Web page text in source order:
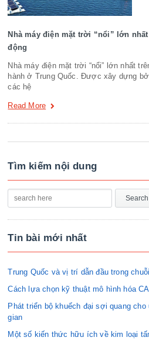
Nhà máy điện mặt trời “nổi” lớn
động
Nhà máy điện mặt trời “nổi” lớn nhất
hành ở Trung Quốc. Được xây dựng
các hệ
Read More
Tìm kiếm nội dung
Tin bài mới nhất
Trung Quốc và vị trí dẫn đầu trong
Cách lựa chọn kỹ thuật mô hình hóa
Phát triển bộ khuếch đại sợi quang
gian
Một số kiến thức hữu ích về kim loại